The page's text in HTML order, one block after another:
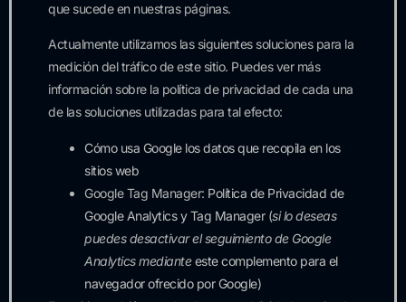
que sucede en nuestras páginas.
Actualmente utilizamos las siguientes soluciones para la
medición del tráfico de este sitio. Puedes ver más
información sobre la política de privacidad de cada una
de las soluciones utilizadas para tal efecto:
Cómo usa Google los datos que recopila en los
sitios web
Google Tag Manager: Política de Privacidad de
Google Analytics y Tag Manager(si lo deseas
puedes desactivar el seguimiento de Google
Analytics medianteeste complemento para el
navegador ofrecido por Google)